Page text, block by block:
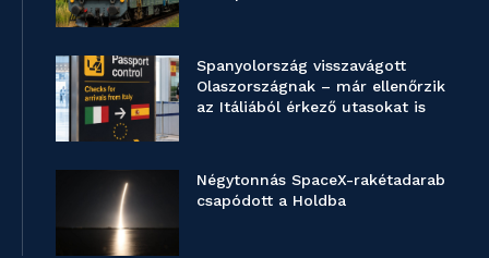
Spanyolország visszavágott
Olaszországnak – már ellenőrzik
az Itáliából érkező utasokat is
Négytonnás SpaceX-rakétadarab
csapódott a Holdba